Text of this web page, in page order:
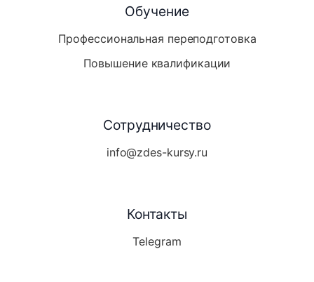
Обучение
Профессиональная переподготовка
Повышение квалификации
Сотрудничество
info@zdes-kursy.ru
Контакты
Telegram